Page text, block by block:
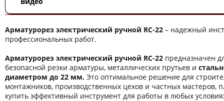
Арматурорез электрический ручной RC-22 – надежный
профессиональных работ.
Арматурорез электрический ручной RC-22 предназначен
безопасной резки арматуры, металлических прутьев и
диаметром до 22 мм. Это оптимальное решение для
монтажников, производственных цехов и частных мастеров,
купить эффективный инструмент для работы в любых